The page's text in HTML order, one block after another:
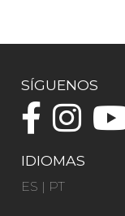
SÍGUENOS
IDIOMAS
ES | PT